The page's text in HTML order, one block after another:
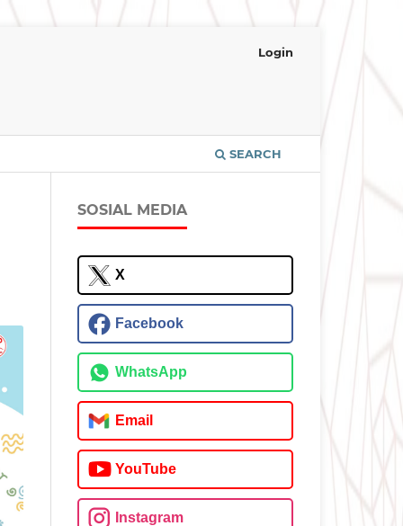
SEARCH
Login
SOSIAL MEDIA
X
Facebook
WhatsApp
Email
YouTube
Instagram